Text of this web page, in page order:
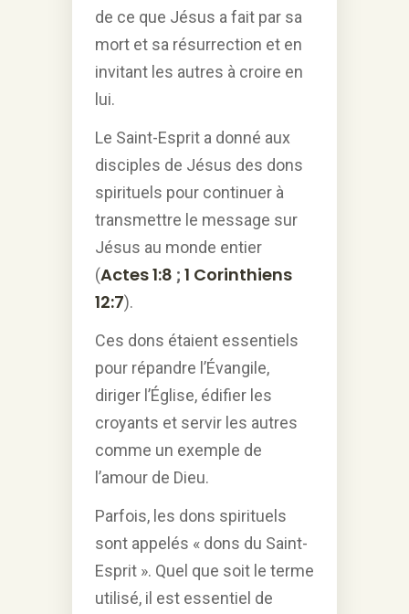
de ce que Jésus a fait par sa
mort et sa résurrection et en
invitant les autres à croire en
lui.
Le Saint-Esprit a donné aux
disciples de Jésus des dons
spirituels pour continuer à
transmettre le message sur
Jésus au monde entier
(Actes 1:8 ; 1 Corinthiens
12:7).
Ces dons étaient essentiels
pour répandre l’Évangile,
diriger l’Église, édifier les
croyants et servir les autres
comme un exemple de
l’amour de Dieu.
Parfois, les dons spirituels
sont appelés « dons du Saint-
Esprit ». Quel que soit le terme
utilisé, il est essentiel de